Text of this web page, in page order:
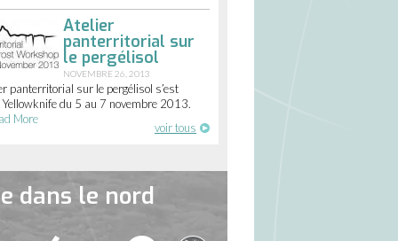
Atelier
panterritorial sur
le pergélisol
NOVEMBRE 26, 2013
panterritorial sur le pergélisol s’est
Yellowknife du 5 au 7 novembre 2013.
More
voir tous
dans le nord